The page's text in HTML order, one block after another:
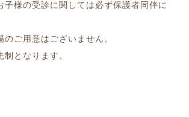
様の受診に関しては必ず保護者同伴に
ご用意はございません。
となります。